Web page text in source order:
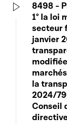
8498 -
1° la loi
secteur
janvier
la
2024/
Conseil